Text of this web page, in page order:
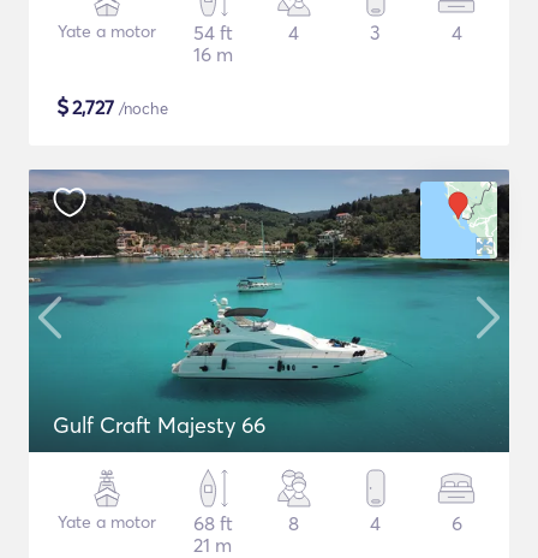
Yate a motor
54 ft
16 m
4 3 4
$2,727 /noche
Gulf Craft Majesty 66
Yate a motor
68 ft
21 m
8 4 6